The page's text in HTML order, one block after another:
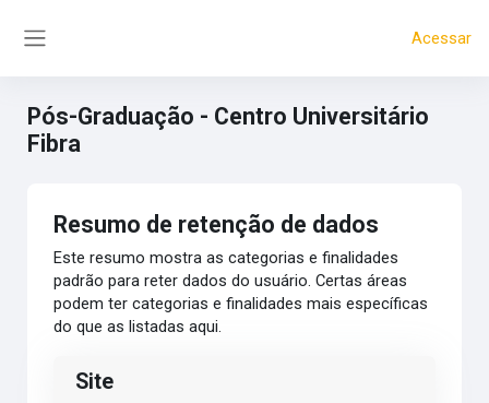
Acessar
Pós-Graduação - Centro Universitário
Fibra
Resumo de retenção de dados
Este resumo mostra as categorias e finalidades
padrão para reter dados do usuário. Certas áreas
podem ter categorias e finalidades mais específicas
do que as listadas aqui.
Site